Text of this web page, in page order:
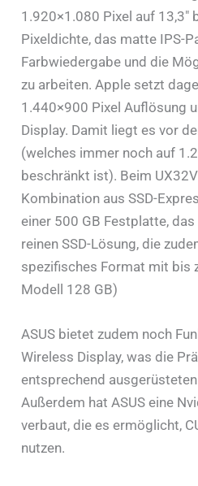
1.920×1.080 Pixel auf 13,3″
Pixeldichte, das matte IPS-
Farbwiedergabe und die
zu arbeiten. Apple setzt
1.440×900 Pixel Auflösung
Display. Damit liegt es vor
(welches immer noch auf
beschränkt ist). Beim
Kombination aus SSD-
einer 500 GB Festplatte,
reinen SSD-Lösung, die
spezifisches Format mit bis
Modell 128 GB)
ASUS bietet zudem noch
Wireless Display, was die
entsprechend
Außerdem hat ASUS eine
verbaut, die es ermöglicht,
nutzen.